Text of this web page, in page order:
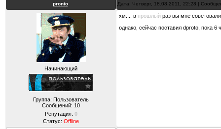
pronto Дата: Четверг, 18.08.2011, 22:28 |
Начинающий
Группа: Пользователь
Сообщений: 10
Репутация: 0
Статус: Offline
хм.... в прошлый раз вы мне
однако, сейчас поставил dproto, пока